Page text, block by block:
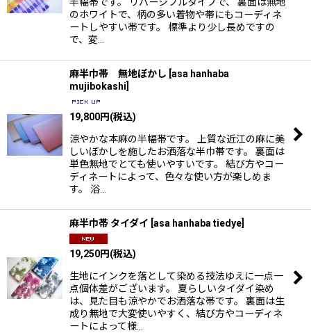
半幅帯です。 リバーシブルタイプで、 裏面は無地
のホワイトで、柄の多い着物や帯にもコーディネ
ートしやすい帯です。 標準より少し長めですの
で、変…
麻半巾帯 無地ぼかし asa hanhaba
mujibokashi
19,800円(税込)
涼やかな本麻の半幅帯です。 上質な近江の麻に美
しいぼかしを施したお洒落な半巾帯です。 裏面は
単色無地でとても使いやすいです。 結び方やコー
ディネートによって、色々な使い方が楽しめま
す。 浴…
麻半巾帯 タイダイ asa hanhaba tiedye
19,250円(税込)
生地にインクを落として染める技法ゆえに一点一
点個体差がございます。 夏らしいタイダイ染め
は、見た目も涼やかでお洒落な帯です。 裏面は生
成り無地で大変使いやすく、結び方やコーディネ
ートによって様…